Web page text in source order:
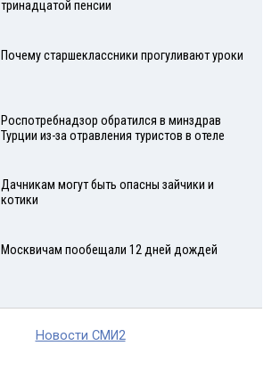
тринадцатой пенсии
Почему старшеклассники прогуливают уроки
Роспотребнадзор обратился в минздрав
Турции из-за отравления туристов в отеле
Дачникам могут быть опасны зайчики и
котики
Москвичам пообещали 12 дней дождей
Новости СМИ2